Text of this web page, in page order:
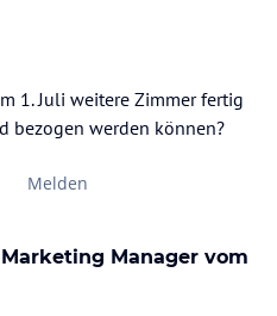
1. Juli weitere Zimmer fertig
bezogen werden können?
Melden
Manager vom